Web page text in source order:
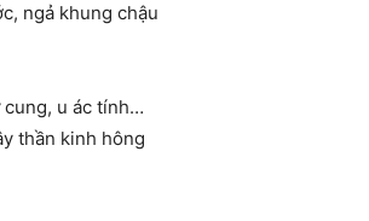
ngả khung chậu
u ác tính…
thần kinh hông